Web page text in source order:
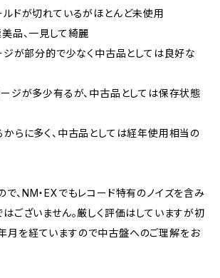
ドが切れているがほとんど未使用
品、一見して綺麗
ジが部分的で少なく中古品としては良好な
ジが多少有るが、中古品としては保存状態
らに多く、中古品としては経年使用相当の
、NM・EXでもレコード特有のノイズを含み
はございません。厳しく評価はしていますが初
月を経ていますので中古盤へのご理解をお